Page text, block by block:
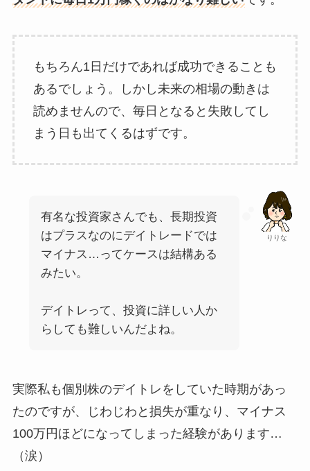
もちろん1日だけであれば成功できることも
あるでしょう。しかし未来の相場の動きは
読めませんので、毎日となると失敗してし
まう日も出てくるはずです。
りりな
有名な投資家さんでも、長期投資
はプラスなのにデイトレードでは
マイナス…ってケースは結構ある
みたい。
デイトレって、投資に詳しい人か
らしても難しいんだよね。
実際私も個別株のデイトレをしていた時期があっ
たのですが、じわじわと損失が重なり、マイナス
100万円ほどになってしまった経験があります…
（涙）